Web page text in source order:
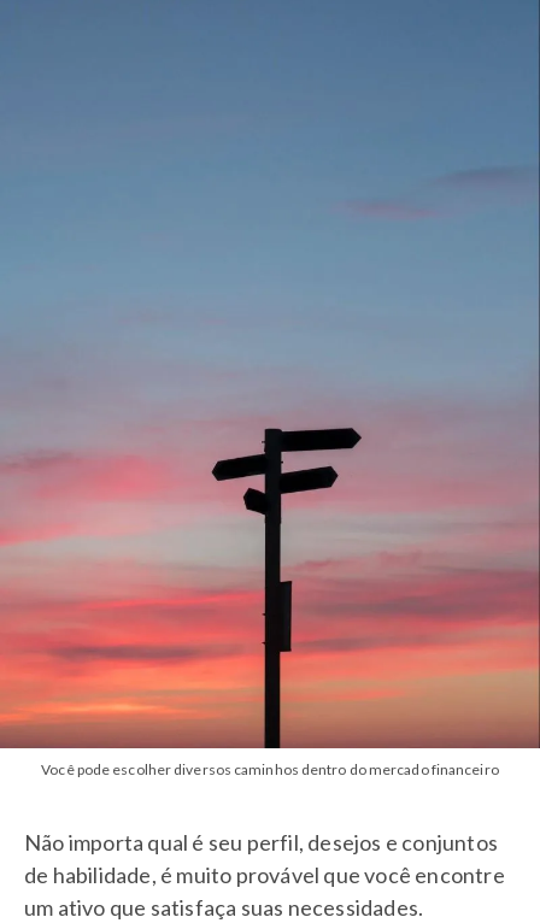
Você pode escolher diversos caminhos dentro do mercado financeiro
Não importa qual é seu perfil, desejos e conjuntos
de habilidade, é muito provável que você encontre
um ativo que satisfaça suas necessidades.